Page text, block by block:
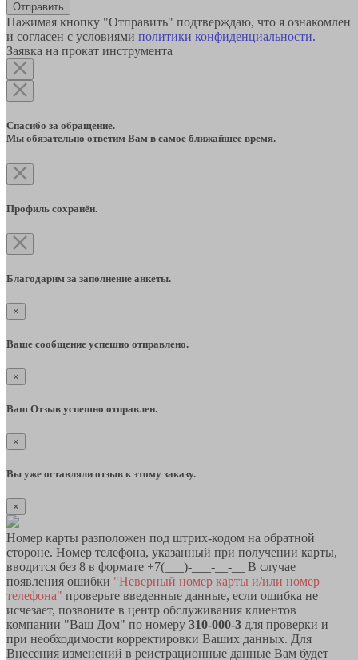
Отправить
Нажимая кнопку "Отправить" подтверждаю, что я ознакомлен
и согласен с условиями политики конфиденциальности.
Заявка на прокат инструмента
Спасибо за обращение.
Мы обязательно ответим Вам в самое ближайшее время.
Профиль сохранён.
Благодарим за заполнение анкеты.
×
Ваше сообщение успешно отправлено.
×
Ваш Отзыв успешно отправлен.
×
Вы уже оставляли отзыв к этому заказу.
×
Номер карты разположен под штрих-кодом на обратной
стороне. Номер телефона, указанный при получении карты,
вводится без 8 в формате +7(___)-___-__-__ В случае
появления ошибки "Неверный номер карты и/или номер
телефона" проверьте введенные данные, если ошибка не
исчезает, позвоните в центр обслуживания клиентов
компании "Ваш Дом" по номеру 310-000-3 для проверки и
при необходимости корректировки Ваших данных. Для
Внесения изменений в реистрационные данные Вам будет